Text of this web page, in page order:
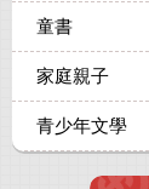
童書
家庭親子
青少年文學